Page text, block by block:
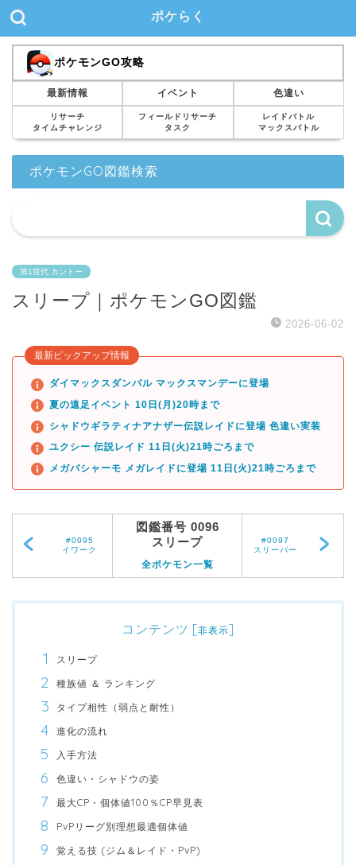
ポケらく
ポケモンGO攻略
最新情報 イベント 色違い
リサーチ
タイムチャレンジ
フィールドリサーチ
タスク
レイドバトル
マックスバトル
ポケモンGO図鑑検索
第1世代 カントー
スリープ｜ポケモンGO図鑑
2026-06-02
最新ピックアップ情報
ダイマックスダンバル マックスマンデーに登場
夏の遠足イベント 10日(月)20時まで
シャドウギラティナアナザー伝説レイドに登場 色違い実装
ユクシー 伝説レイド 11日(火)21時ごろまで
メガバシャーモ メガレイドに登場 11日(火)21時ごろまで
#0095
イワーク
図鑑番号 0096
スリープ
全ポケモン一覧
#0097
スリーパー
コンテンツ [非表示]
スリープ
種族値 ＆ ランキング
タイプ相性（弱点と耐性）
進化の流れ
入手方法
色違い・シャドウの姿
最大CP・個体値100％CP早見表
PvPリーグ別理想最適個体値
覚える技 (ジム＆レイド・PvP)